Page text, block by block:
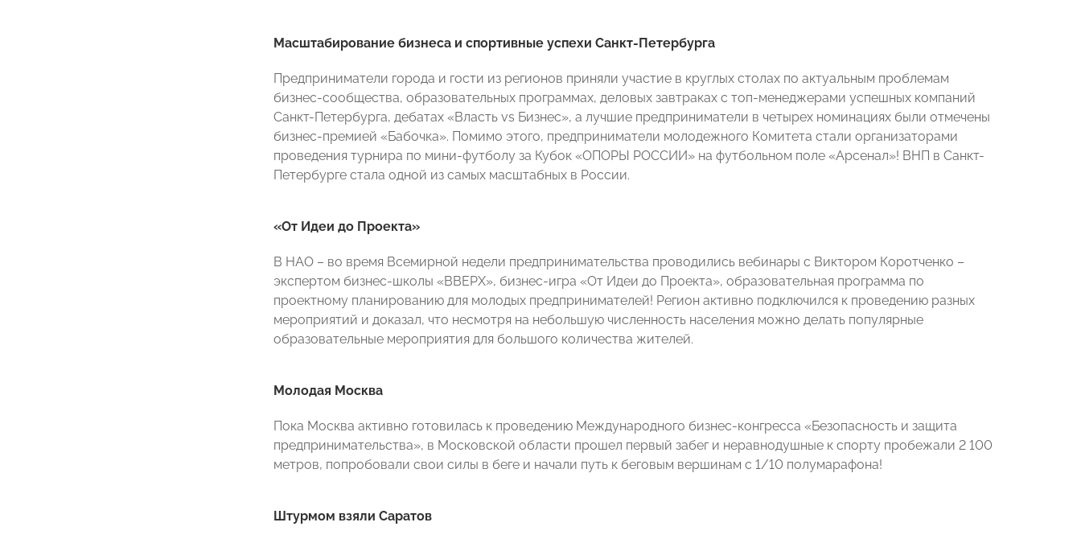
Масштабирование бизнеса и спортивные успехи Санкт-Петербурга
Предприниматели города и гости из регионов приняли участие в круглых столах по актуальным проблемам
бизнес-сообщества, образовательных программах, деловых завтраках с топ-менеджерами успешных компаний
Санкт-Петербурга, дебатах «Власть vs Бизнес», а лучшие предприниматели в четырех номинациях были отмечены
бизнес-премией «Бабочка». Помимо этого, предприниматели молодежного Комитета стали организаторами
проведения турнира по мини-футболу за Кубок «ОПОРЫ РОССИИ» на футбольном поле «Арсенал»! ВНП в Санкт-
Петербурге стала одной из самых масштабных в России.
«От Идеи до Проекта»
В НАО – во время Всемирной недели предпринимательства проводились вебинары с Виктором Коротченко –
экспертом бизнес-школы «ВВЕРХ», бизнес-игра «От Идеи до Проекта», образовательная программа по
проектному планированию для молодых предпринимателей! Регион активно подключился к проведению разных
мероприятий и доказал, что несмотря на небольшую численность населения можно делать популярные
образовательные мероприятия для большого количества жителей.
Молодая Москва
Пока Москва активно готовилась к проведению Международного бизнес-конгресса «Безопасность и защита
предпринимательства», в Московской области прошел первый забег и неравнодушные к спорту пробежали 2 100
метров, попробовали свои силы в беге и начали путь к беговым вершинам с 1/10 полумарафона!
Штурмом взяли Саратов